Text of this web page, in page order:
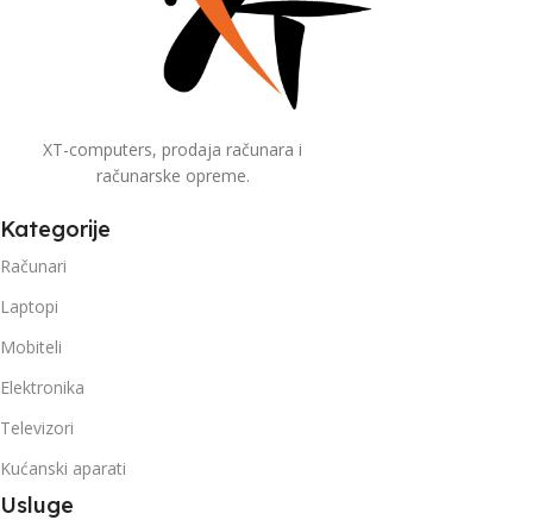
XT-computers, prodaja računara i
računarske opreme.
Kategorije
Računari
Laptopi
Mobiteli
Elektronika
Televizori
Kućanski aparati
Usluge